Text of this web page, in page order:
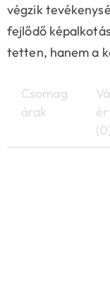
végzik
fejlődő
tetten, hanem a
Csomag
árak
(0)